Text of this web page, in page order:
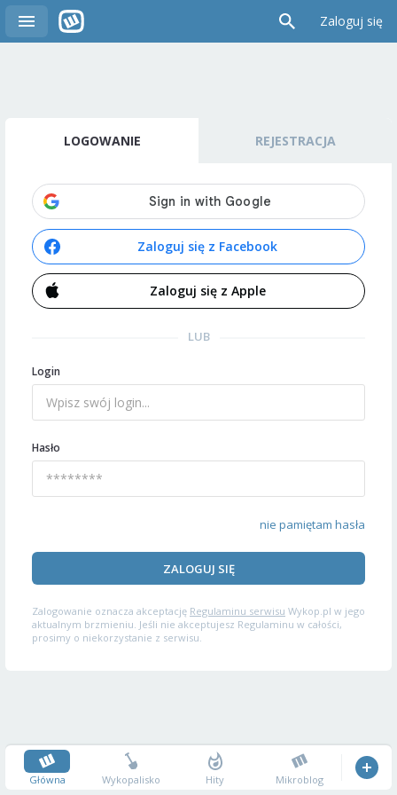
Zaloguj się
LOGOWANIE REJESTRACJA
Zaloguj się z Facebook
Zaloguj się z Apple
LUB
Login
Hasło
nie pamiętam hasła
ZALOGUJ SIĘ
Zalogowanie oznacza akceptację Regulaminu serwisu Wykop.pl w jego
aktualnym brzmieniu. Jeśli nie akceptujesz Regulaminu w całości,
prosimy o niekorzystanie z serwisu.
Główna Wykopalisko Hity Mikroblog